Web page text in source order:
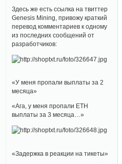
Здесь же есть ссылка на твиттер
Genesis Mining, привожу краткий
перевод комментариев к одному
из последних сообщений от
разработчиков:
«У меня пропали выплаты за 2
месяца»
«Ага, у меня пропали ETH
выплаты за 3 месяца…»
«Задержка в реакции на тикеты»